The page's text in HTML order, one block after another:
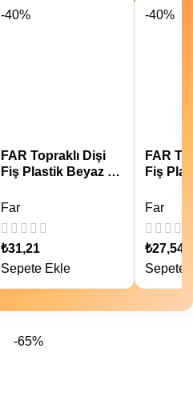
-40%
FAR Topraklı Dişi
Fiş Plastik Beyaz F
Far
₺31,21
Sepete Ekle
-40%
FAR
Fiş
Far
₺27,54
Sepete
-65%